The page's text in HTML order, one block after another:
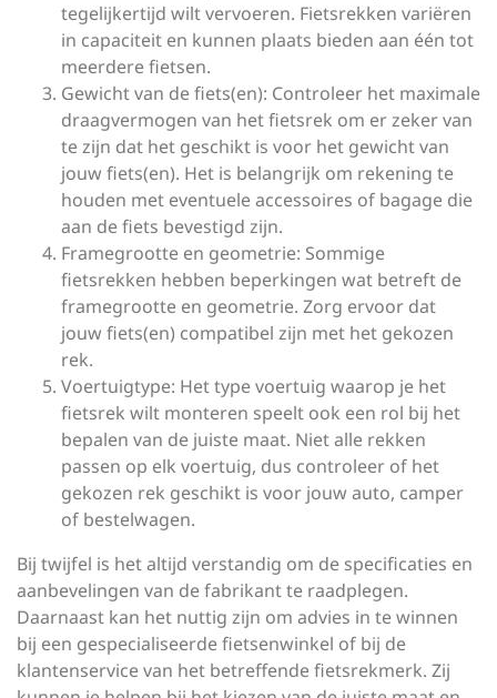
tegelijkertijd wilt vervoeren. Fietsrekken variëren
in capaciteit en kunnen plaats bieden aan één tot
meerdere fietsen.
Gewicht van de fiets(en): Controleer het maximale
draagvermogen van het fietsrek om er zeker van
te zijn dat het geschikt is voor het gewicht van
jouw fiets(en). Het is belangrijk om rekening te
houden met eventuele accessoires of bagage die
aan de fiets bevestigd zijn.
Framegrootte en geometrie: Sommige
fietsrekken hebben beperkingen wat betreft de
framegrootte en geometrie. Zorg ervoor dat
jouw fiets(en) compatibel zijn met het gekozen
rek.
Voertuigtype: Het type voertuig waarop je het
fietsrek wilt monteren speelt ook een rol bij het
bepalen van de juiste maat. Niet alle rekken
passen op elk voertuig, dus controleer of het
gekozen rek geschikt is voor jouw auto, camper
of bestelwagen.
Bij twijfel is het altijd verstandig om de specificaties en
aanbevelingen van de fabrikant te raadplegen.
Daarnaast kan het nuttig zijn om advies in te winnen
bij een gespecialiseerde fietsenwinkel of bij de
klantenservice van het betreffende fietsrekmerk. Zij